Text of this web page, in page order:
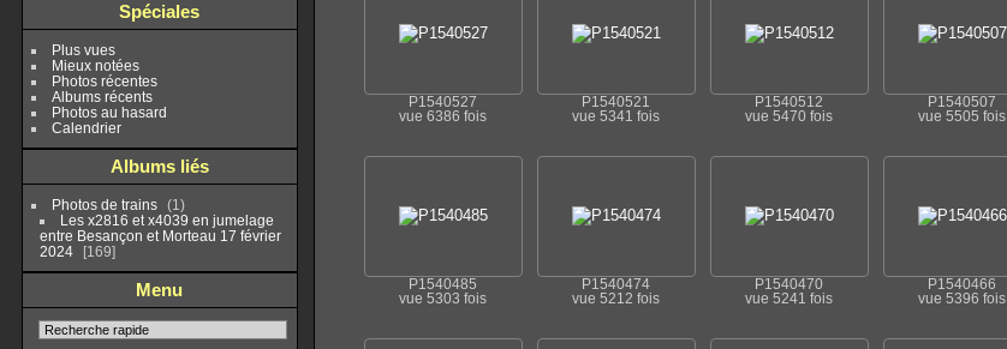
Spéciales
Plus vues
Mieux notées
Photos récentes
Albums récents
Photos au hasard
Calendrier
Albums liés
Photos de trains
1
Les x2816 et x4039 en jumelage
entre Besançon et Morteau 17 février
2024
169
Menu
P1540527
vue 6386 fois
P1540521
vue 5341 fois
P1540512
vue 5470 fois
P1540507
vue 5505 fois
P1540485
vue 5303 fois
P1540474
vue 5212 fois
P1540470
vue 5241 fois
P1540466
vue 5396 fois